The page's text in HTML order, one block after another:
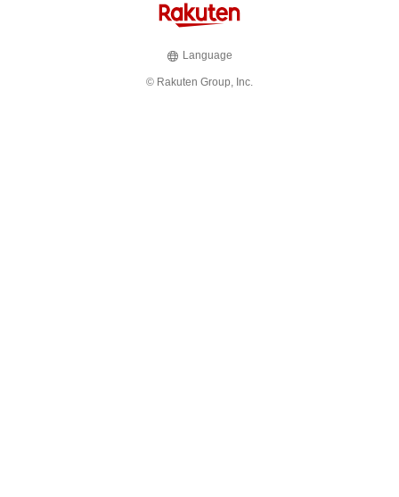
Language
© Rakuten Group, Inc.